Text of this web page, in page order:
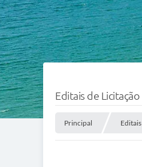
Editais de Licitação
Principal Editais